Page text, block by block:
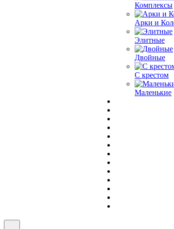
Комплексы
Арки и
Элитные
Двойные
С крестом
Маленькие